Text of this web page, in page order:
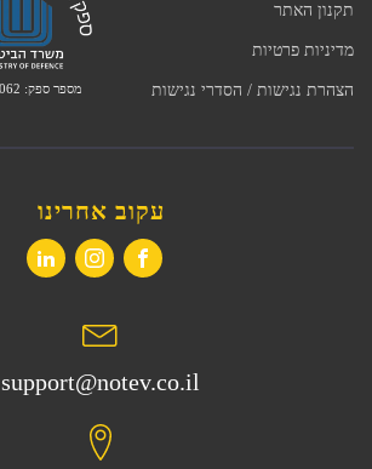
תקנון האתר
מדיניות פרטיות
הצהרת נגישות / הסדרי נגישות מספר ספק: 11033062
עקוב אחרינו
support@notev.co.il